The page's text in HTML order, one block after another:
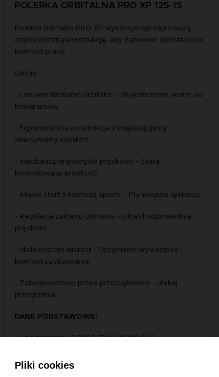
POLERKA ORBITALNA PRO XP 125-15
Polerka orbitalna PRO XP wykorzystuje najnowszą
ergonomiczną konstrukcję, aby zapewnić operatorowi
komfort pracy.
Cechy:
- Losowe działanie orbitalne - Wykończenie wolne od
hologramów
- Ergonomiczna konstrukcja z miękkiej gumy -
Maksymalny komfort
- Mechaniczne pokrętło prędkości - Stała i
kontrolowana prędkość
- Miękki start z kontrolą spustu - Płynniejsza aplikacja
- Regulacja zakresu obrotów - Określ odpowiednią
prędkość
- Niski poziom wibracji - Optymalne wyważenie i
komfort użytkowania
- Zabezpieczenie przed przeciążeniem - Unikaj
przegrzania
DANE PODSTAWOWE:
- Kod produktu: 610282 (EU), 610299 (UK)
Pliki cookies